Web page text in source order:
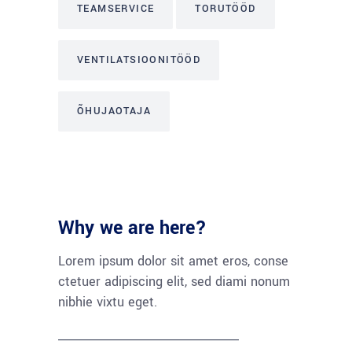
TEAMSERVICE TORUTÖÖD
VENTILATSIOONITÖÖD
ÕHUJAOTAJA
Why we are here?
Lorem ipsum dolor sit amet eros, conse
ctetuer adipiscing elit, sed diami nonum
nibhie vixtu eget.